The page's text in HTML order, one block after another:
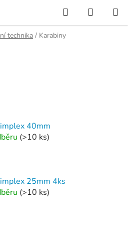
Hledat
KOŠÍK
technika / Karabiny
40mm
(>10 ks)
25mm 4ks
(>10 ks)